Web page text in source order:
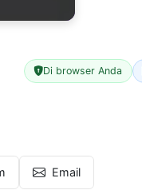
Di browser Anda
Email